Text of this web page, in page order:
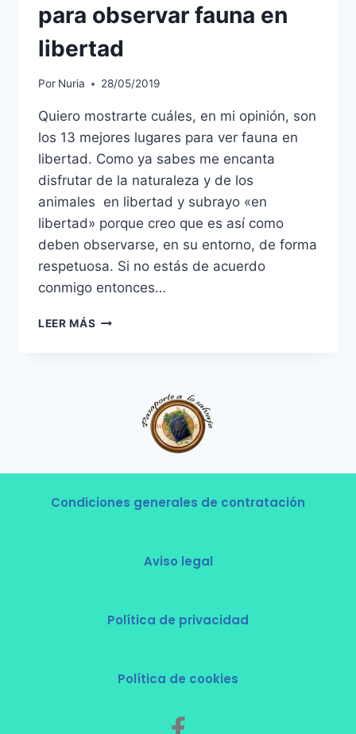
para observar fauna en
libertad
Por Nuria 28/05/2019
Quiero mostrarte cuáles, en mi opinión, son
los 13 mejores lugares para ver fauna en
libertad. Como ya sabes me encanta
disfrutar de la naturaleza y de los
animales en libertad y subrayo «en
libertad» porque creo que es así como
deben observarse, en su entorno, de forma
respetuosa. Si no estás de acuerdo
conmigo entonces…
LEER MÁS
Condiciones generales de contratación
Aviso legal
Política de privacidad
Política de cookies